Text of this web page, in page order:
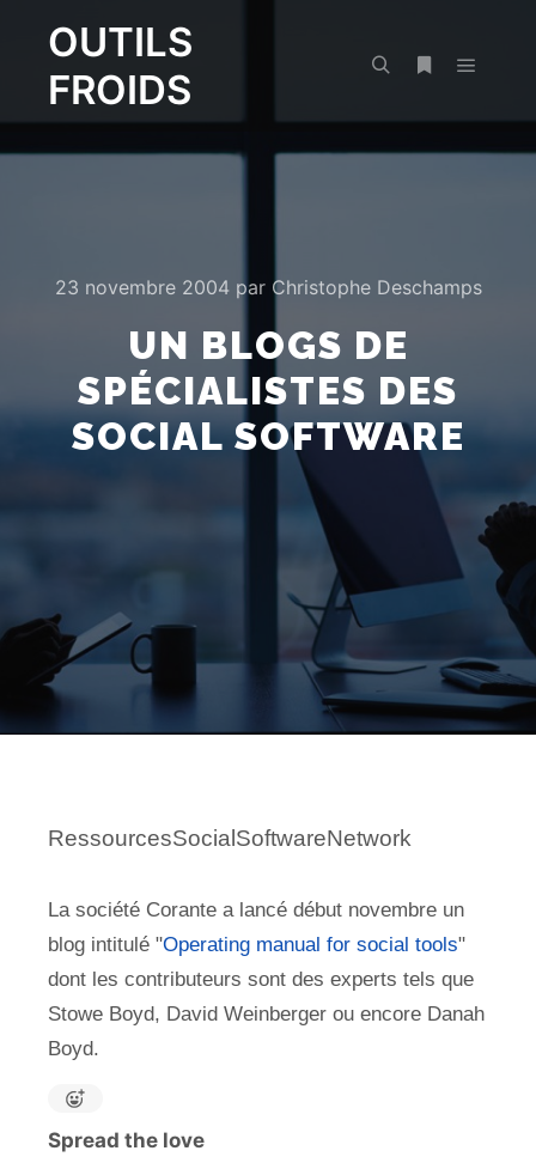
OUTILS
FROIDS
23 novembre 2004par Christophe Deschamps
UN BLOGS DE
SPÉCIALISTES DES
SOCIAL SOFTWARE
RessourcesSocialSoftwareNetwork
La société Corante a lancé début novembre un
blog intitulé "Operating manual for social tools"
dont les contributeurs sont des experts tels que
Stowe Boyd, David Weinberger ou encore Danah
Boyd.
Spread the love